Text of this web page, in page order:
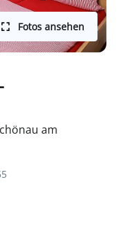
Fotos ansehen
am